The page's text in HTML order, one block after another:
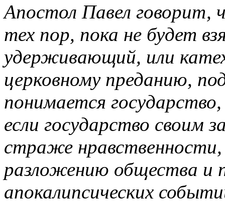
Апостол Павел говорит,
тех пор, пока не будет
удерживающий, или
церковному преданию,
понимается
если государство своим
страже
разложению общества и
апокалипсических